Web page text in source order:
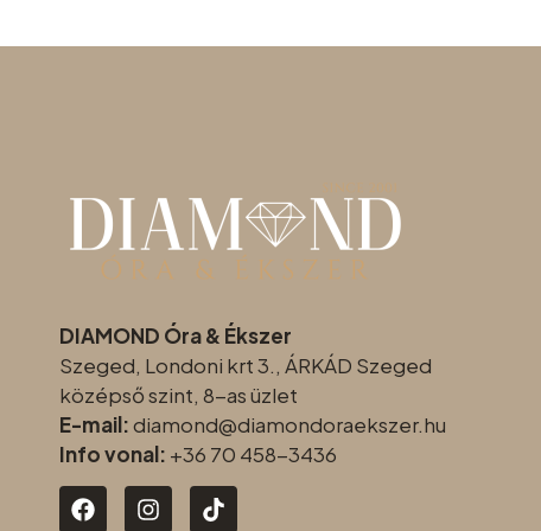
DIAMOND Óra & Ékszer
Szeged, Londoni krt 3., ÁRKÁD Szeged
középső szint, 8-as üzlet
E-mail:diamond@diamondoraekszer.hu
Info vonal: +36 70 458-3436